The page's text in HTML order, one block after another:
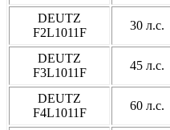
DEUTZ
F2L1011F
30 л.с.
DEUTZ
F3L1011F
45 л.с.
DEUTZ
F4L1011F
60 л.с.